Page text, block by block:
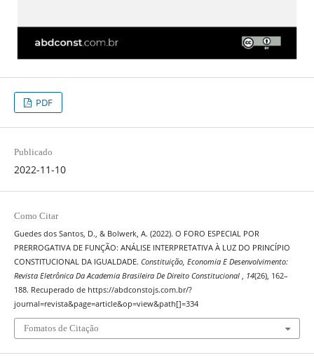
PDF
Publicado
2022-11-10
Como Citar
Guedes dos Santos, D., & Bolwerk, A. (2022). O FORO ESPECIAL POR
PRERROGATIVA DE FUNÇÃO: ANÁLISE INTERPRETATIVA À LUZ DO PRINCÍPIO
CONSTITUCIONAL DA IGUALDADE. Constituição, Economia E Desenvolvimento:
Revista Eletrônica Da Academia Brasileira De Direito Constitucional
14(26), 162–
188. Recuperado de https://abdconstojs.com.br/?
journal=revista&page=article&op=view&path[]=334
Fomatos de Citação